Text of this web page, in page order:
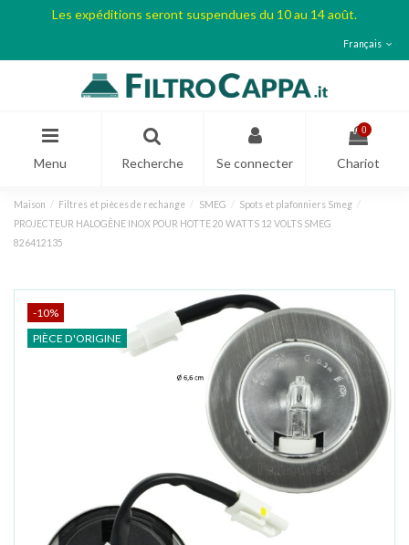
Les expéditions seront suspendues du 10 au 14 août.
Français
Menu Recherche Se connecter
0
Chariot
Maison Filtres et pièces de rechange SMEG
Spots et plafonniers Smeg
PROJECTEUR HALOGÈNE INOX POUR HOTTE 20 WATTS 12 VOLTS SMEG
826412135
-10%
PIÈCE D'ORIGINE